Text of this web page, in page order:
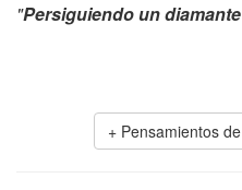
"Persiguiendo un diamante
+ Pensamientos